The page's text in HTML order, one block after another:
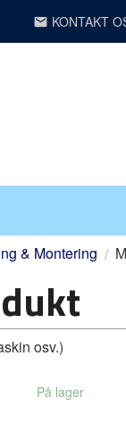
KONTAKT
& Montering
osv.)
På lager